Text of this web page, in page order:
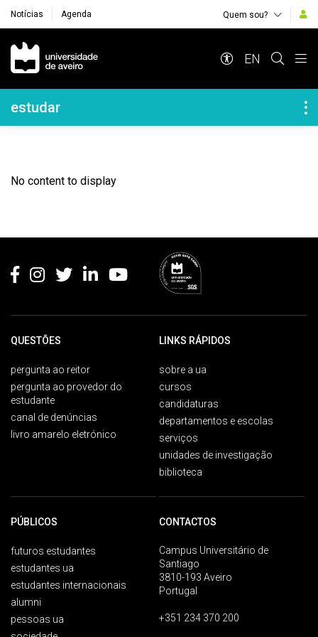
Notícias Agenda Quem sou?
Navegação Principal
EN
Navegação Lateral
estudar
No content to display
QUESTÕES
pergunta ao reitor
pergunta ao provedor do
estudante
canal de denúncias
livro amarelo eletrónico
LINKS RÁPIDOS
sobre a ua
cursos
candidaturas
departamentos e escolas
serviços
unidades de investigação
biblioteca
PÚBLICOS
futuros estudantes
estudantes ua
estudantes internacionais
alumni
pessoas ua
CONTACTOS
Campus Universitário de
Santiago
3810-193 Aveiro
Portugal
+351 234 370 200